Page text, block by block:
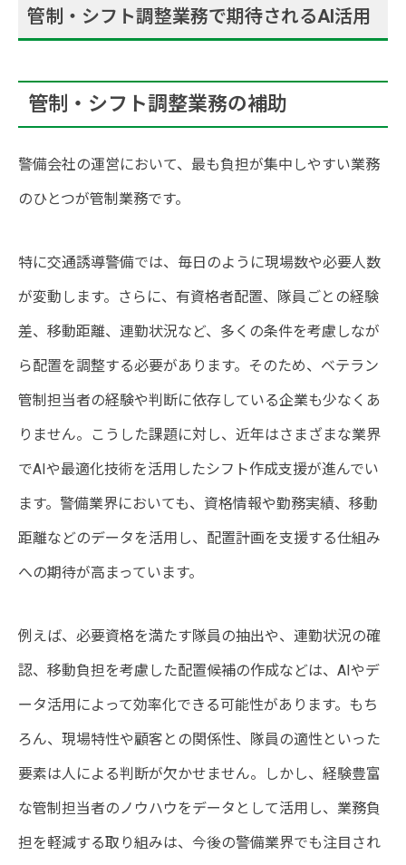
管制・シフト調整業務で期待されるAI活用
管制・シフト調整業務の補助
警備会社の運営において、最も負担が集中しやすい業務
のひとつが管制業務です。
特に交通誘導警備では、毎日のように現場数や必要人数
が変動します。さらに、有資格者配置、隊員ごとの経験
差、移動距離、連勤状況など、多くの条件を考慮しなが
ら配置を調整する必要があります。そのため、ベテラン
管制担当者の経験や判断に依存している企業も少なくあ
りません。こうした課題に対し、近年はさまざまな業界
でAIや最適化技術を活用したシフト作成支援が進んでい
ます。警備業界においても、資格情報や勤務実績、移動
距離などのデータを活用し、配置計画を支援する仕組み
への期待が高まっています。
例えば、必要資格を満たす隊員の抽出や、連勤状況の確
認、移動負担を考慮した配置候補の作成などは、AIやデ
ータ活用によって効率化できる可能性があります。もち
ろん、現場特性や顧客との関係性、隊員の適性といった
要素は人による判断が欠かせません。しかし、経験豊富
な管制担当者のノウハウをデータとして活用し、業務負
担を軽減する取り組みは、今後の警備業界でも注目され